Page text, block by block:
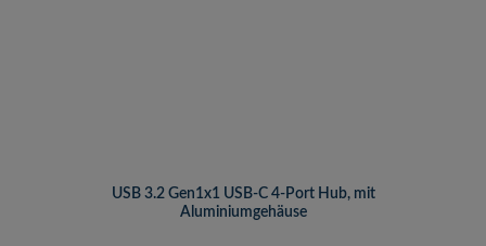
USB 3.2 Gen1x1 USB-C 4-Port Hub, mit
Aluminiumgehäuse